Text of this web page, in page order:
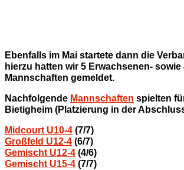
Ebenfalls im Mai startete dann die
hierzu hatten wir 5 Erwachsenen-
Mannschaften gemeldet.
Nachfolgende Mannschaften spielten
Bietigheim (Platzierung in der
Midcourt U10-4 (7/7)
Großfeld U12-4 (6/7)
Gemischt U12-4 (4/6)
Gemischt U15-4 (7/7)